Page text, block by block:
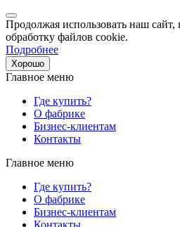
Продолжая использовать наш сайт,
обработку файлов cookie.
Подробнее
Хорошо
Главное меню
Где купить?
О фабрике
Бизнес-клиентам
Контакты
Главное меню
Где купить?
О фабрике
Бизнес-клиентам
Контакты